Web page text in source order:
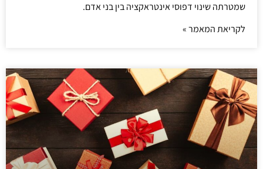
שמטרתה שינוי דפוסי אינטראקציה בין בני אדם.
לקריאת המאמר »